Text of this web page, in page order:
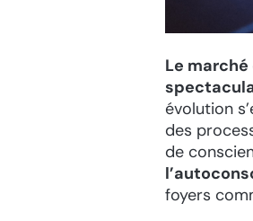
Le
évolution
des
de
foyers